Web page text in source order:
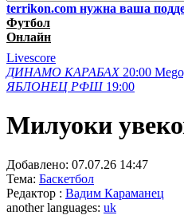
terrikon.com нужна ваша
Футбол
Онлайн
Livescore
ДИНАМО КАРАБАХ 20:00
ЯБЛОНЕЦ РФШ 19:00
Милуоки
Добавлено: 07.07.26 14:47
Тема: Баскетбол
Редактор : Вадим Караманец
another languages: uk